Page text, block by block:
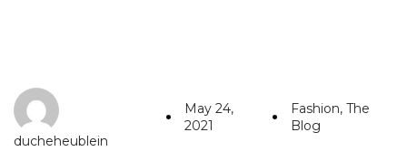
ducheheublein
May 24,
2021
Fashion, The
Blog